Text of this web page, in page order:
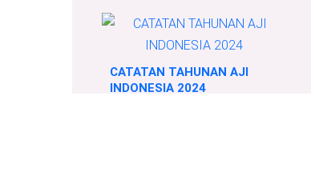
CATATAN TAHUNAN AJI
INDONESIA 2024